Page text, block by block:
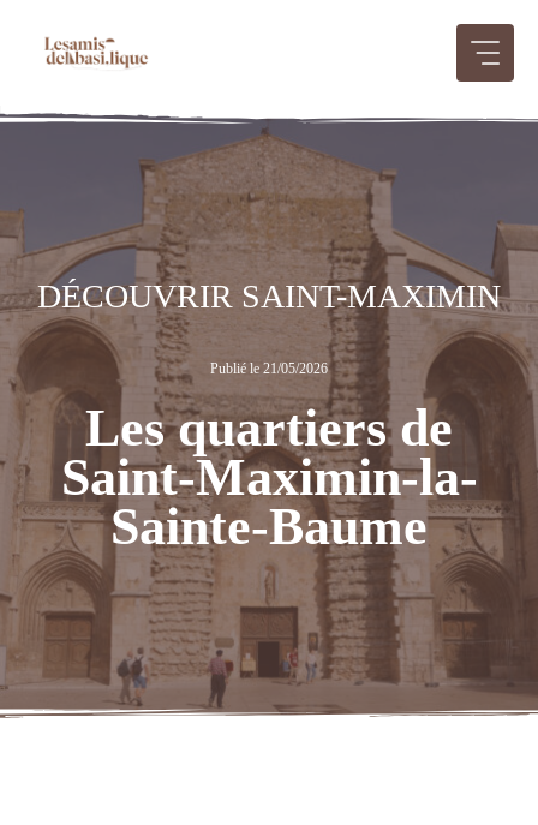
DÉCOUVRIR SAINT-MAXIMIN
Publié le 21/05/2026
Les quartiers de
Saint-Maximin-la-
Sainte-Baume